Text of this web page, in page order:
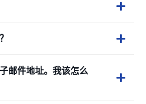
邮件地址。我该怎么